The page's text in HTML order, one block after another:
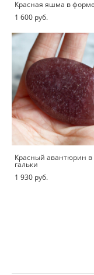
Красная яшма в
1 600 pуб.
Красный авантюрин
гальки
1 930 pуб.